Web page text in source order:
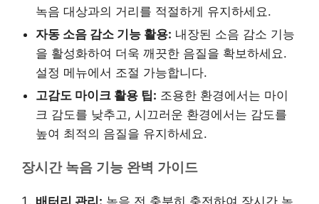
녹음 대상과의 거리를 적절하게 유지하세요.
자동 소음 감소 기능 활용: 내장된 소음 감소 기능
을 활성화하여 더욱 깨끗한 음질을 확보하세요.
설정 메뉴에서 조절 가능합니다.
고감도 마이크 활용 팁: 조용한 환경에서는 마이
크 감도를 낮추고, 시끄러운 환경에서는 감도를
높여 최적의 음질을 유지하세요.
장시간 녹음 기능 완벽 가이드
배터리 관리: 녹음 전 충분히 충전하여 장시간 녹